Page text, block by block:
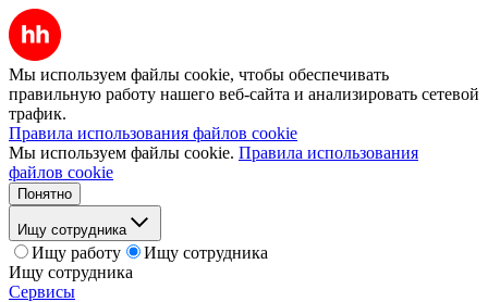
Мы используем файлы cookie, чтобы обеспечивать
правильную работу нашего веб-сайта и анализировать сетевой
трафик.
Правила использования файлов cookie
Мы используем файлы cookie. Правила использования
файлов cookie
Понятно
Ищу сотрудника
Ищу работу
Ищу сотрудника
Ищу сотрудника
Сервисы